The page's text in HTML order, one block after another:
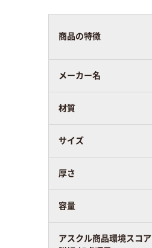
スコア
商品の特徴
メーカー名
材質
サイズ
厚さ
容量
アスクル商品環境スコア